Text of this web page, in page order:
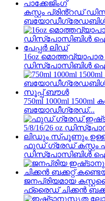
കസ്റ്റം പ്രിൻ്റഡ്
ബയോഡീഗ്രേഡബിൾ
16oz
ഡിസ്പോസിബിൾ
750ml 1000ml
ബയോഡീഗ്രേഡ്...
ഫുഡ് ഗ്രേഡ് കസ്റ്റം
ഡിസ്പോസിബിൾ
ജനപ്രിയമായ
ഫ്രൈഡ് ചിക്കൻ